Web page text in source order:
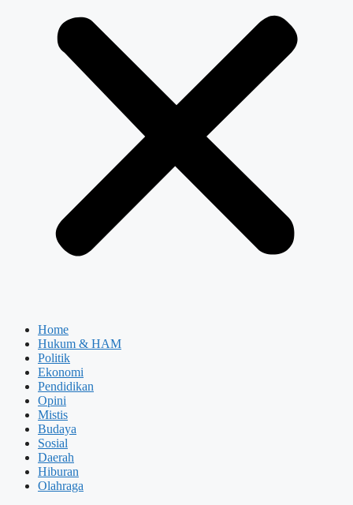
Home
Hukum & HAM
Politik
Ekonomi
Pendidikan
Opini
Mistis
Budaya
Sosial
Daerah
Hiburan
Olahraga